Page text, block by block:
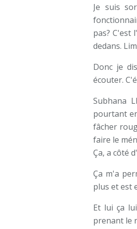
Je suis
pas? C'est
dedans.
Donc je
écouter.
Subhana
pourtant
fâcher
faire le
Ça, a côté
Ça m'a
plus et est
Et lui ça
prenant le